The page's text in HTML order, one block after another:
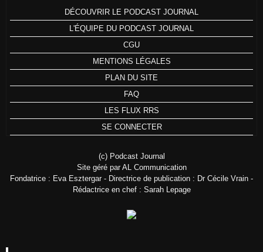
DÉCOUVRIR LE PODCAST JOURNAL
L'ÉQUIPE DU PODCAST JOURNAL
CGU
MENTIONS LÉGALES
PLAN DU SITE
FAQ
LES FLUX RRS
SE CONNECTER
(c) Podcast Journal
Site géré par AL Communication
Fondatrice : Eva Esztergar - Directrice de publication : Dr Cécile Vrain -
Rédactrice en chef : Sarah Lepage